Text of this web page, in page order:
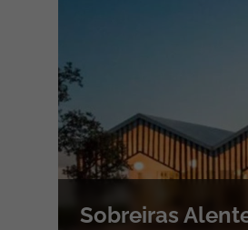
Sobreiras